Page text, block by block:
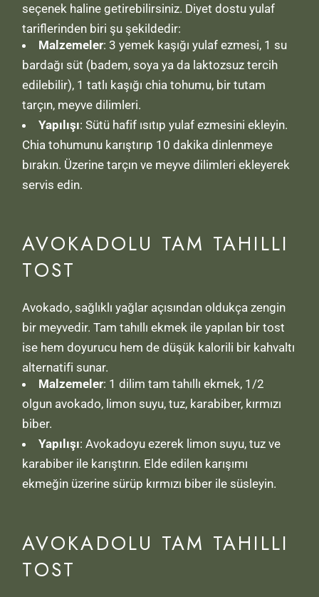
seçenek haline getirebilirsiniz. Diyet dostu yulaf
tariflerinden biri şu şekildedir:
Malzemeler: 3 yemek kaşığı yulaf ezmesi, 1 su
bardağı süt (badem, soya ya da laktozsuz tercih
edilebilir), 1 tatlı kaşığı chia tohumu, bir tutam
tarçın, meyve dilimleri.
Yapılışı: Sütü hafif ısıtıp yulaf ezmesini ekleyin.
Chia tohumunu karıştırıp 10 dakika dinlenmeye
bırakın. Üzerine tarçın ve meyve dilimleri ekleyerek
servis edin.
AVOKADOLU TAM TAHILLI
TOST
Avokado, sağlıklı yağlar açısından oldukça zengin
bir meyvedir. Tam tahıllı ekmek ile yapılan bir tost
ise hem doyurucu hem de düşük kalorili bir kahvaltı
alternatifi sunar.
Malzemeler: 1 dilim tam tahıllı ekmek, 1/2
olgun avokado, limon suyu, tuz, karabiber, kırmızı
biber.
Yapılışı: Avokadoyu ezerek limon suyu, tuz ve
karabiber ile karıştırın. Elde edilen karışımı
ekmeğin üzerine sürüp kırmızı biber ile süsleyin.
AVOKADOLU TAM TAHILLI
TOST